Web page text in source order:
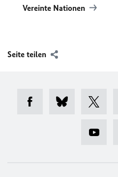
Vereinte Nationen
Seite teilen